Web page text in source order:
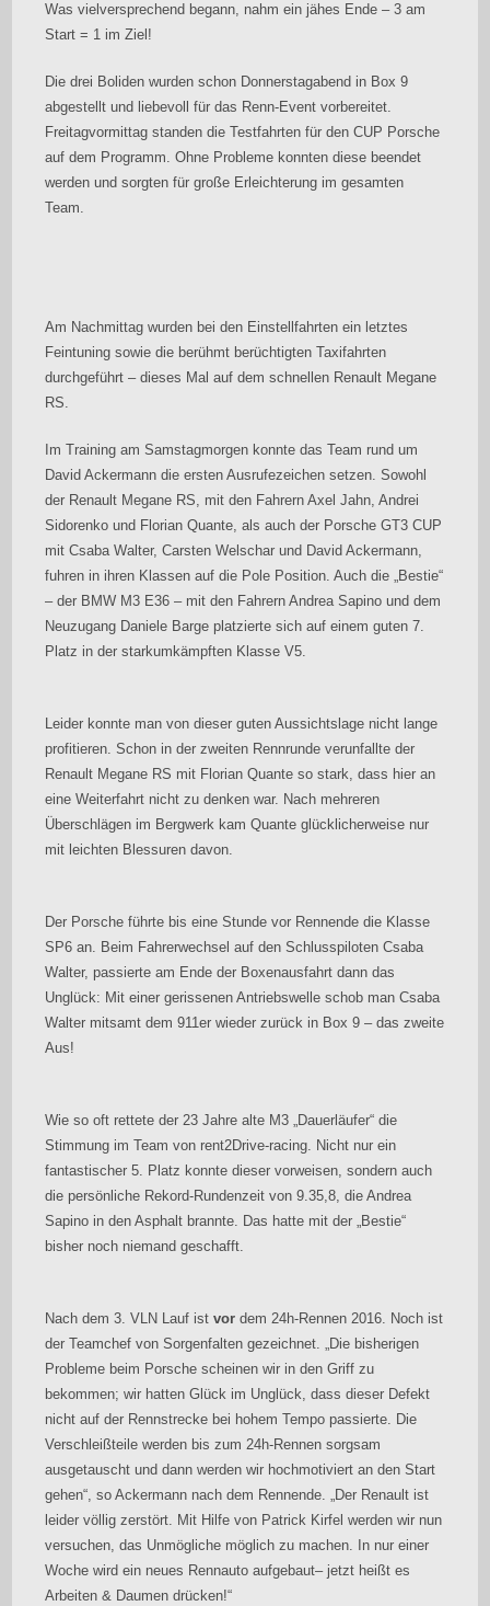
Was vielversprechend begann, nahm ein jähes Ende – 3 am
Start = 1 im Ziel!
Die drei Boliden wurden schon Donnerstagabend in Box 9
abgestellt und liebevoll für das Renn-Event vorbereitet.
Freitagvormittag standen die Testfahrten für den CUP Porsche
auf dem Programm. Ohne Probleme konnten diese beendet
werden und sorgten für große Erleichterung im gesamten
Team.
Am Nachmittag wurden bei den Einstellfahrten ein letztes
Feintuning sowie die berühmt berüchtigten Taxifahrten
durchgeführt – dieses Mal auf dem schnellen Renault Megane
RS.
Im Training am Samstagmorgen konnte das Team rund um
David Ackermann die ersten Ausrufezeichen setzen. Sowohl
der Renault Megane RS, mit den Fahrern Axel Jahn, Andrei
Sidorenko und Florian Quante, als auch der Porsche GT3 CUP
mit Csaba Walter, Carsten Welschar und David Ackermann,
fuhren in ihren Klassen auf die Pole Position. Auch die „Bestie“
– der BMW M3 E36 – mit den Fahrern Andrea Sapino und dem
Neuzugang Daniele Barge platzierte sich auf einem guten 7.
Platz in der starkumkämpften Klasse V5.
Leider konnte man von dieser guten Aussichtslage nicht lange
profitieren. Schon in der zweiten Rennrunde verunfallte der
Renault Megane RS mit Florian Quante so stark, dass hier an
eine Weiterfahrt nicht zu denken war. Nach mehreren
Überschlägen im Bergwerk kam Quante glücklicherweise nur
mit leichten Blessuren davon.
Der Porsche führte bis eine Stunde vor Rennende die Klasse
SP6 an. Beim Fahrerwechsel auf den Schlusspiloten Csaba
Walter, passierte am Ende der Boxenausfahrt dann das
Unglück: Mit einer gerissenen Antriebswelle schob man Csaba
Walter mitsamt dem 911er wieder zurück in Box 9 – das zweite
Aus!
Wie so oft rettete der 23 Jahre alte M3 „Dauerläufer“ die
Stimmung im Team von rent2Drive-racing. Nicht nur ein
fantastischer 5. Platz konnte dieser vorweisen, sondern auch
die persönliche Rekord-Rundenzeit von 9.35,8, die Andrea
Sapino in den Asphalt brannte. Das hatte mit der „Bestie“
bisher noch niemand geschafft.
Nach dem 3. VLN Lauf ist vor dem 24h-Rennen 2016. Noch ist
der Teamchef von Sorgenfalten gezeichnet. „Die bisherigen
Probleme beim Porsche scheinen wir in den Griff zu
bekommen; wir hatten Glück im Unglück, dass dieser Defekt
nicht auf der Rennstrecke bei hohem Tempo passierte. Die
Verschleißteile werden bis zum 24h-Rennen sorgsam
ausgetauscht und dann werden wir hochmotiviert an den Start
gehen“, so Ackermann nach dem Rennende. „Der Renault ist
leider völlig zerstört. Mit Hilfe von Patrick Kirfel werden wir nun
versuchen, das Unmögliche möglich zu machen. In nur einer
Woche wird ein neues Rennauto aufgebaut– jetzt heißt es
Arbeiten & Daumen drücken!“